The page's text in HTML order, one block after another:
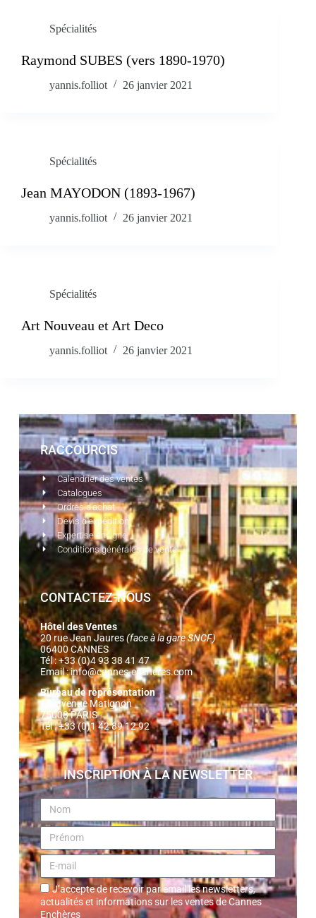
Spécialités
Raymond SUBES (vers 1890-1970)
yannis.folliot 26 janvier 2021
Spécialités
Jean MAYODON (1893-1967)
yannis.folliot 26 janvier 2021
Spécialités
Art Nouveau et Art Deco
yannis.folliot 26 janvier 2021
RACCOURCIS
Calendrier des ventes
Catalogues
Ordres d'achat
Devis d'expédition
Expertise en ligne
Conditions générales de vente
CONTACTEZ-NOUS
Hôtel des Ventes
20 rue Jean Jaures(face à la gare SNCF)
06400 CANNES
Tél : +33 (0)4 93 38 41 47
Email :info@cannes-encheres.com
Bureau de représentation
14, avenue Matignon
75008 PARIS
Tél : +33 (0)1 42 89 12 92
INSCRIPTION À LA NEWSLETTER
J’accepte de recevoir par email les newsletters,
actualités et informations sur les ventes de Cannes
Enchères